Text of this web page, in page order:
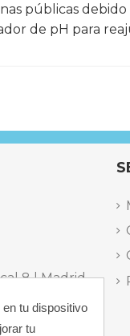
públicas
de pH para
8 | Madrid,
11 | Alicante,
tu dispositivo
tu